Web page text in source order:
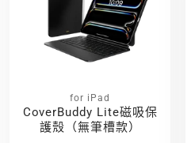
for iPad
CoverBuddy Lite磁吸保
護殼（無筆槽款）